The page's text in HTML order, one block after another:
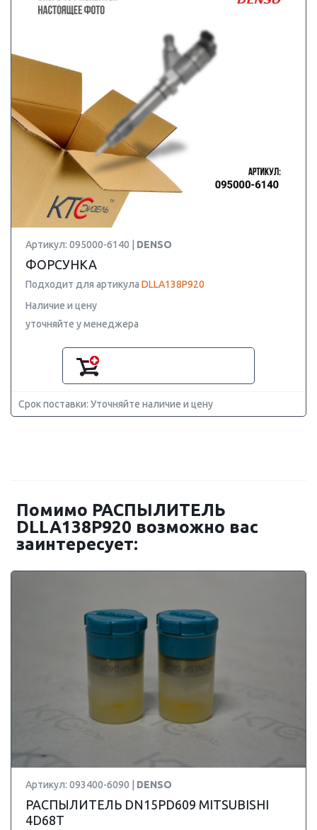
Артикул: 095000-6140 | DENSO
ФОРСУНКА
Подходит для артикула DLLA138P920
Наличие и цену
уточняйте у менеджера
Срок поставки: Уточняйте наличие и цену
Помимо РАСПЫЛИТЕЛЬ
DLLA138P920 возможно вас
заинтересует:
Артикул: 093400-6090 | DENSO
РАСПЫЛИТЕЛЬ DN15PD609 MITSUBISHI
4D68T